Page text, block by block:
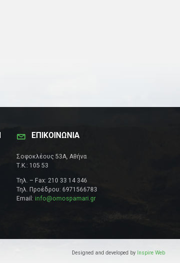
ΕΠΙΚΟΙΝΩΝΊΑ
Σοφοκλέους 53Α, Αθήνα
Τ.Κ.: 105 53
Τηλ. – Fax: 210 33 14 346
Τηλ. Προέδρου: 6971566783
Email: info@omospamari.gr
Designed and developed by Inspire Web